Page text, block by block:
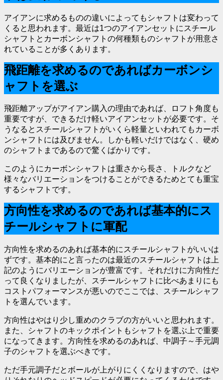
アイアンに求めるものの違いによってもシャフトは変わって
くると思われます。最近は1つのアイアンセットにスチール
シャフトとカーボンシャフトの何種類ものシャフトが用意さ
れていることが多くあります。
飛距離を求めるのであればカーボンシ
ャフトを選ぶ
飛距離アップがアイアン購入の理由であれば、ロフト角度も
重要ですが、できるだけ軽いアイアンセットが必要です。そ
うなるとスチールシャフトがいくら軽量といわれてもカーボ
ンシャフトには及びません。しかも軽いだけではなく、硬め
のシャフトまであるので驚くばかりです。
このようにカーボンシャフトは重さから長さ、トルクなど
様々なバリエーションをつけることができるためとても重宝
するシャフトです。
方向性を求めるのであれば基本的にス
チールシャフトに軍配
方向性を求めるのあれば基本的にスチールシャフトがいいは
ずです。基本的にと言ったのは最近のスチールシャフトは上
記のようにバリエーションが豊富です。それだけに方向性だ
って良くなりましたが、スチールシャフトに比べあまりにも
コストパフォーマンスが悪いのでここでは、スチールシャフ
トを選んでいます。
方向性はやはり少し重めのクラブの方がいいと思われます。
また、シャフトのキックポイントもシャフトを選ぶ上で重要
になってきます。方向性を求めるのあれば、中調子～手元調
子のシャフトを選ぶべきです。
ただ手元調子だとボールが上がりにくくなりますので、はや